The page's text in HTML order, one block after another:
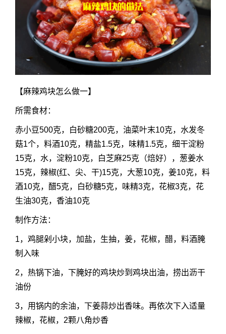
【麻辣鸡块怎么做一】
所需食材：
赤小豆500克，白砂糖200克，油菜叶末10克，水发冬
菇1个，料酒10克，精盐1.5克，味精1.5克，细干淀粉
15克，水，淀粉10克，白芝麻25克（焙好），葱姜水
15克，辣椒(红、尖、干)15克，大葱10克，姜10克，料
酒10克，醋5克，白砂糖5克，味精3克，花椒3克，花
生油30克，香油10克
制作方法：
1，鸡腿剁小块，加盐，生抽，姜，花椒，醋，料酒腌
制入味
2，热锅下油，下腌好的鸡块炒到鸡块出油，捞出沥干
油份
3，用锅内的余油，下姜蒜炒出香味。再依次下入适量
辣椒，花椒，2颗八角炒香